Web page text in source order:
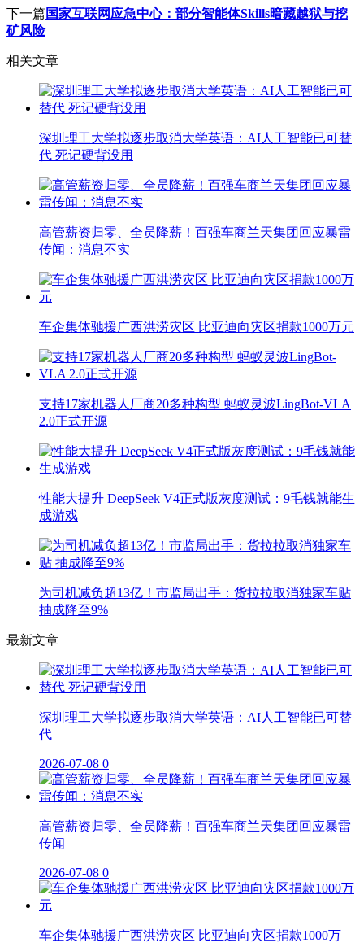
下一篇 国家互联网应急中心：部分智能体Skills暗藏越狱与挖
矿风险
相关文章
深圳理工大学拟逐步取消大学英语：AI人工智能已可替
代 死记硬背没用
高管薪资归零、全员降薪！百强车商兰天集团回应暴雷
传闻：消息不实
车企集体驰援广西洪涝灾区 比亚迪向灾区捐款1000万元
支持17家机器人厂商20多种构型 蚂蚁灵波LingBot-VLA
2.0正式开源
性能大提升 DeepSeek V4正式版灰度测试：9毛钱就能生
成游戏
为司机减负超13亿！市监局出手：货拉拉取消独家车贴
抽成降至9%
最新文章
深圳理工大学拟逐步取消大学英语：AI人工智能已可替
代
2026-07-08 0
高管薪资归零、全员降薪！百强车商兰天集团回应暴雷
传闻
2026-07-08 0
车企集体驰援广西洪涝灾区 比亚迪向灾区捐款1000万